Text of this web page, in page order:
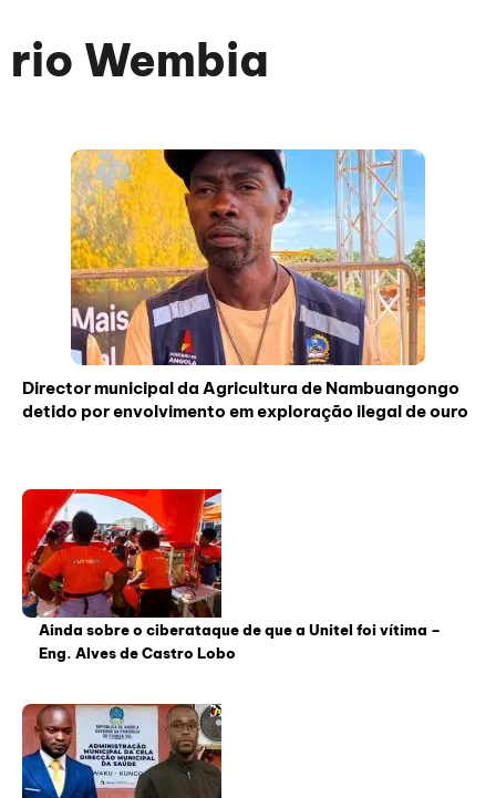
rio Wembia
Director municipal da Agricultura de Nambuangongo
detido por envolvimento em exploração ilegal de ouro
Ainda sobre o ciberataque de que a Unitel foi vítima –
Eng. Alves de Castro Lobo